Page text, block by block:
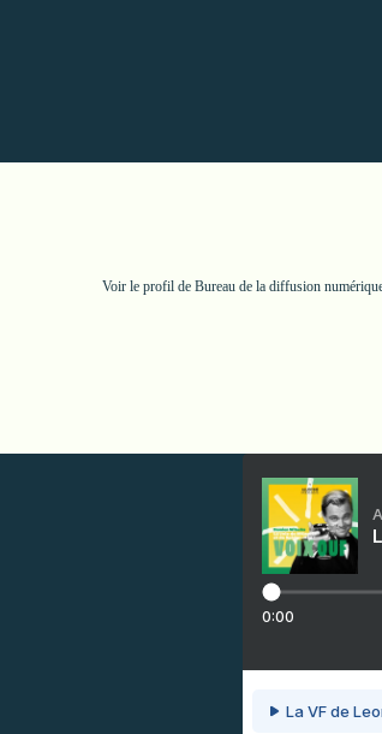
Voir le profil de Bureau de la diffusion
0:00
La VF de